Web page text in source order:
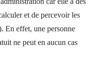
et de percevoir les
En effet, une personne
ne peut en aucun cas